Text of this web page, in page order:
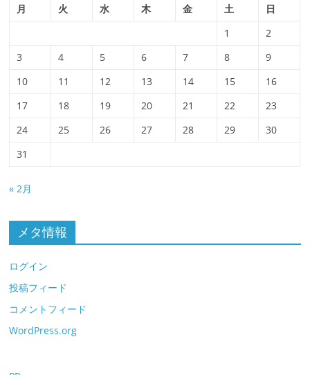
月
火 水 木 金 土
日
1
2
3
4 5 6 7 8
9
10
11 12 13 14 15
16
17
18 19 20 21 22
23
24
25 26 27 28 29
30
31
« 2月
メタ情報
ログイン
投稿フィード
コメントフィード
WordPress.org